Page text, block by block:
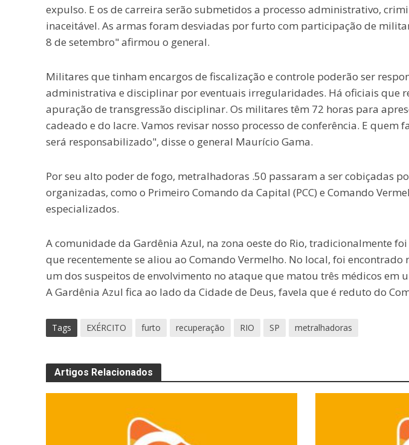
expulso. E os de carreira serão submetidos a processo administrativo,
inaceitável. As armas foram desviadas por furto com participação de
8 de setembro" afirmou o general.
Militares que tinham encargos de fiscalização e controle poderão ser
administrativa e disciplinar por eventuais irregularidades. Há oficiais que
apuração de transgressão disciplinar. Os militares têm 72 horas para
cadeado e do lacre. Vamos revisar nosso processo de conferência. E quem
será responsabilizado", disse o general Maurício Gama.
Por seu alto poder de fogo, metralhadoras .50 passaram a ser cobiçadas
organizadas, como o Primeiro Comando da Capital (PCC) e Comando
especializados.
A comunidade da Gardênia Azul, na zona oeste do Rio, tradicionalmente
que recentemente se aliou ao Comando Vermelho. No local, foi encontrado
um dos suspeitos de envolvimento no ataque que matou três médicos em
A Gardênia Azul fica ao lado da Cidade de Deus, favela que é reduto do
Tags EXÉRCITO furto recuperação RIO SP metralhadoras
Artigos Relacionados